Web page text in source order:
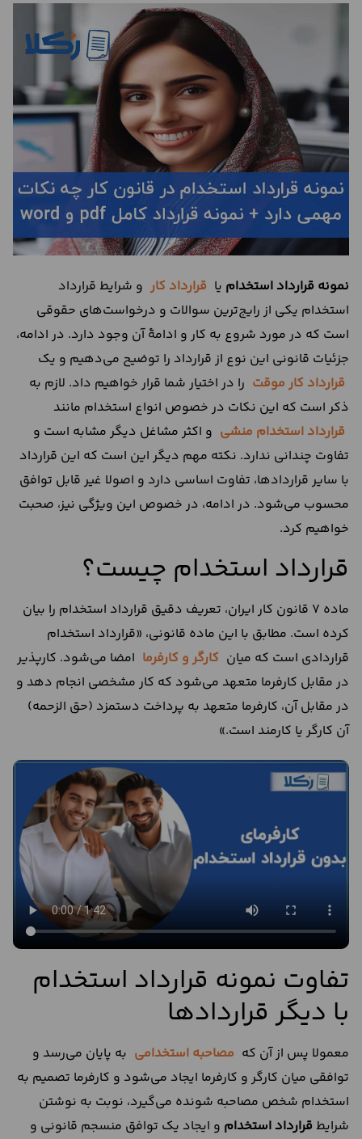
تماس
ما
نمونه قرارداد استخدام یا قرارداد کار و شرایط قرارداد
استخدام یکی از رایج‌ترین سوالات و درخواست‌های حقوقی
است که در مورد شروع به کار و ادامۀ آن وجود دارد. در ادامه،
جزئیات قانونی این نوع از قرارداد را توضیح می‌دهیم و یک
قرارداد کار موقت را در اختیار شما قرار خواهیم داد. لازم به
ذکر است که این نکات در خصوص انواع استخدام مانند
قرارداد استخدام منشی و اکثر مشاغل دیگر مشابه است و
تفاوت چندانی ندارد. نکته مهم دیگر این است که این قرارداد
با سایر قراردادها، تفاوت اساسی دارد و اصولا غیر قابل توافق
محسوب می‌شود. در ادامه، در خصوص این ویژگی نیز، صحبت
خواهیم کرد.
قرارداد استخدام چیست؟
ماده 7 قانون کار ایران، تعریف دقیق قرارداد استخدام را بیان
کرده است. مطابق با این ماده قانونی، «قرارداد استخدام
قراردادی است که میان کارگر و کارفرما امضا می‌شود. کارپذیر
در مقابل کارفرما متعهد می‌شود که کار مشخصی انجام دهد و
در مقابل آن، کارفرما متعهد به پرداخت دستمزد (حق الزحمه)
آن کارگر یا کارمند است.»
تفاوت نمونه قرارداد استخدام
با دیگر قراردادها
معمولا پس از آن که مصاحبه استخدامی به پایان می‌رسد و
توافقی میان کارگر و کارفرما ایجاد می‌شود و کارفرما تصمیم به
استخدام شخص مصاحبه شونده می‌گیرد، نوبت به نوشتن
شرایط قرارداد استخدام و ایجاد یک توافق منسجم قانونی و